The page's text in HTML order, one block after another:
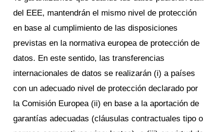
del EEE, mantendrán el mismo nivel de protección
en base al cumplimiento de las disposiciones
previstas en la normativa europea de protección de
datos. En este sentido, las transferencias
internacionales de datos se realizarán (i) a países
con un adecuado nivel de protección declarado por
la Comisión Europea (ii) en base a la aportación de
garantías adecuadas (cláusulas contractuales tipo o